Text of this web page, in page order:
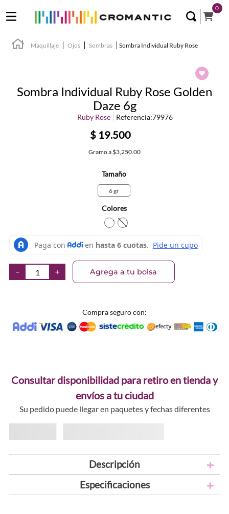
0
Maquillaje Ojos Sombras Sombra Individual Ruby Rose
Sombra Individual Ruby Rose Golden
Daze 6g
Ruby Rose Referencia:79976
$ 19.500
Gramoa $3,250.00
Tamaño
6 gr
Colores
TEXTURA_7900083012316
TEXTURA_7900083012323
＋
－ Agrega a tu bolsa
Compra seguro con:
Consultar disponibilidad para retiro en tienda y
envíos a tu ciudad
Su pedido puede llegar en paquetes y fechas diferentes
Descripción
Especificaciones